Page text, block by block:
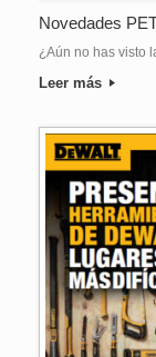
Novedades
¿Aún no has visto
Leer más